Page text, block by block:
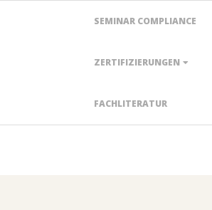
SEMINAR COMPLIANCE
ZERTIFIZIERUNGEN
FACHLITERATUR